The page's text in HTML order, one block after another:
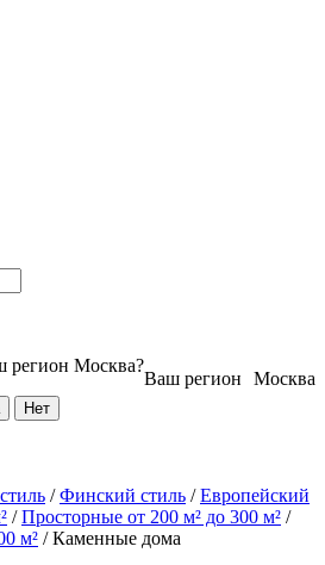
Москва
Ваш регион
регион Москва?
/Финский стиль /Европейский
/Просторные от 200 м² до 300 м² /
м² /Каменные дома